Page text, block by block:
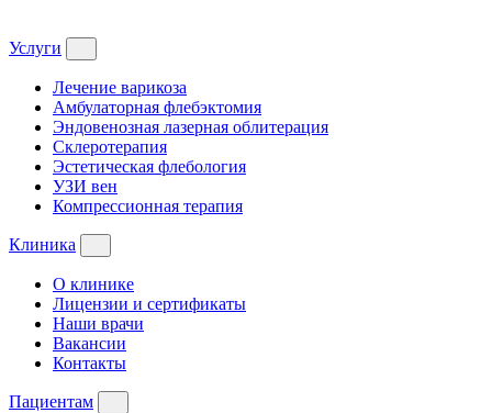
Услуги
Лечение варикоза
Амбулаторная флебэктомия
Эндовенозная лазерная облитерация
Склеротерапия
Эстетическая флебология
УЗИ вен
Компрессионная терапия
Клиника
О клинике
Лицензии и сертификаты
Наши врачи
Вакансии
Контакты
Пациентам